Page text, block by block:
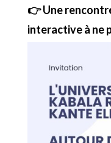
👉 Une
interactive à ne